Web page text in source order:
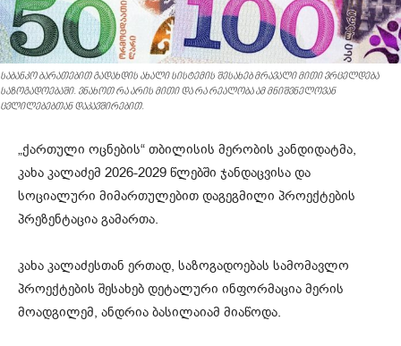
საბანკო ბარათებით გადახდის ახალი სისტემის შესახებ მრავალი მითი ვრცელდება
საზოგადოებაში. ვნახოთ რა არის მითი და რა რეალობა ამ მნიშვნელოვან
ცვლილებებთან დაკავშირებით.
„ქართული ოცნების“ თბილისის მერობის კანდიდატმა,
კახა კალაძემ 2026-2029 წლებში ჯანდაცვისა და
სოციალური მიმართულებით დაგეგმილი პროექტების
პრეზენტაცია გამართა.
კახა კალაძესთან ერთად, საზოგადოებას სამომავლო
პროექტების შესახებ დეტალური ინფორმაცია მერის
მოადგილემ, ანდრია ბასილაიამ მიაწოდა.